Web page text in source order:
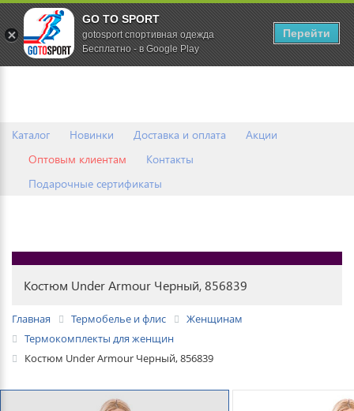
Каталог Новинки Доставка и оплата
Акции
Оптовым клиентам
Контакты
Подарочные сертификаты
0
Костюм Under Armour Черный, 856839
Главная Термобелье и флис
Женщинам
Термокомплекты для женщин
Костюм Under Armour Черный, 856839
GO TO SPORT
gotosport спортивная одежда
Бесплатно - в Google Play
Перейти